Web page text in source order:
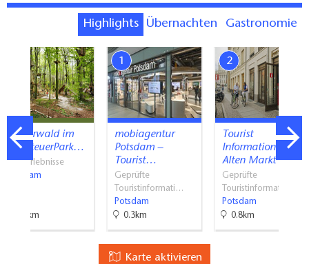
Highlights Übernachten Gastronomie
Kletterwald im
AbenteuerPark…
Aktiverlebnisse
Potsdam
0.9km
1
mobiagentur
Potsdam –
Tourist…
Geprüfte
Touristinformati…
Potsdam
0.3km
2
Tourist
Information Am
Alten Markt
Geprüfte
Touristinformati…
Potsdam
0.8km
Karte aktivieren